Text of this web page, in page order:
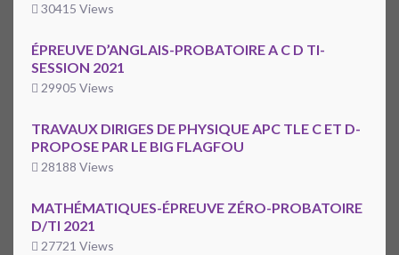
30415 Views
ÉPREUVE D’ANGLAIS-PROBATOIRE A C D TI-
SESSION 2021
29905 Views
TRAVAUX DIRIGES DE PHYSIQUE APC TLE C ET D-
PROPOSE PAR LE BIG FLAGFOU
28188 Views
MATHÉMATIQUES-ÉPREUVE ZÉRO-PROBATOIRE
D/TI 2021
27721 Views